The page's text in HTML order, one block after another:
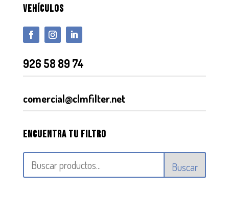
VEHÍCULOS
926 58 89 74
comercial@clmfilter.net
Encuentra tu filtro
Buscar